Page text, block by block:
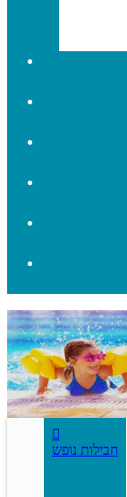
חבילות נופש